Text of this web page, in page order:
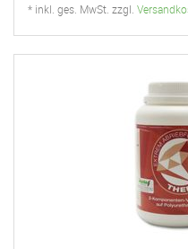
* inkl. ges. MwSt. zzgl.